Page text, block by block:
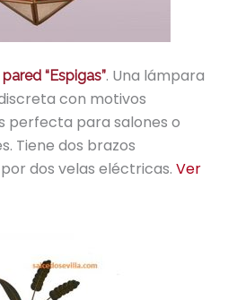
“Espigas”. Una lámpara
con motivos
perfecta para salones o
Tiene dos brazos
dos velas eléctricas. Ver